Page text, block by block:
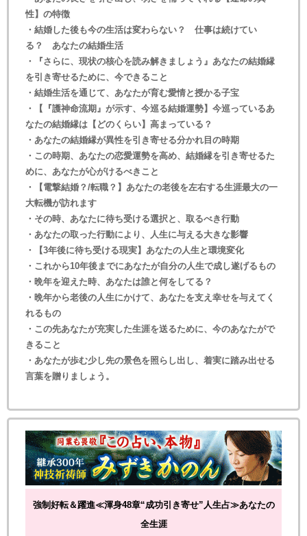
性】の特徴
・結婚した後も今の生活は変わらない？ 仕事は続けてい
る？ あなたの結婚生活
・『さらに、現状の核心を読み解きましょう』あなたの結婚縁
を引き寄せるために、今できること
・結婚生活を通じて、あなたが育む愛情と授かる子宝
・【『護神命流期』が示す、今巡る結婚運勢】今巡っているあ
なたの結婚縁は【どのくらい】高まっている？
・あなたの結婚縁が異性を引き寄せる分かれ目の時期
・この時期、あなたの恋愛運勢を高め、結婚縁を引き寄せるた
めに、あなたが心がけるべきこと
・【電撃結婚？/転職？】あなたの老後を左右する生涯最大の一
大転機が訪れます
・その時、あなたに待ち受ける選択と、取るべき行動
・あなたの取った行動により、人生に与える大きな影響
・【3年後に待ち受ける現実】あなたの人生と環境変化
・これから10年後までにあなたが自分の人生で成し遂げるもの
・晩年を迎えた時、あなたは誰と何をしてる？
・晩年から老後の人生にかけて、あなたを支え幸せを与えてく
れるもの
・この先あなたが充実した生涯を送るために、今のあなたがで
きること
・あなたが歩む少し先の景色を照らし出し、着実に踏み出せる
言葉を贈りましょう。
強制好転＆躍進≪渾身48章“成功引き寄せ”人生占≫あなたの
全生涯